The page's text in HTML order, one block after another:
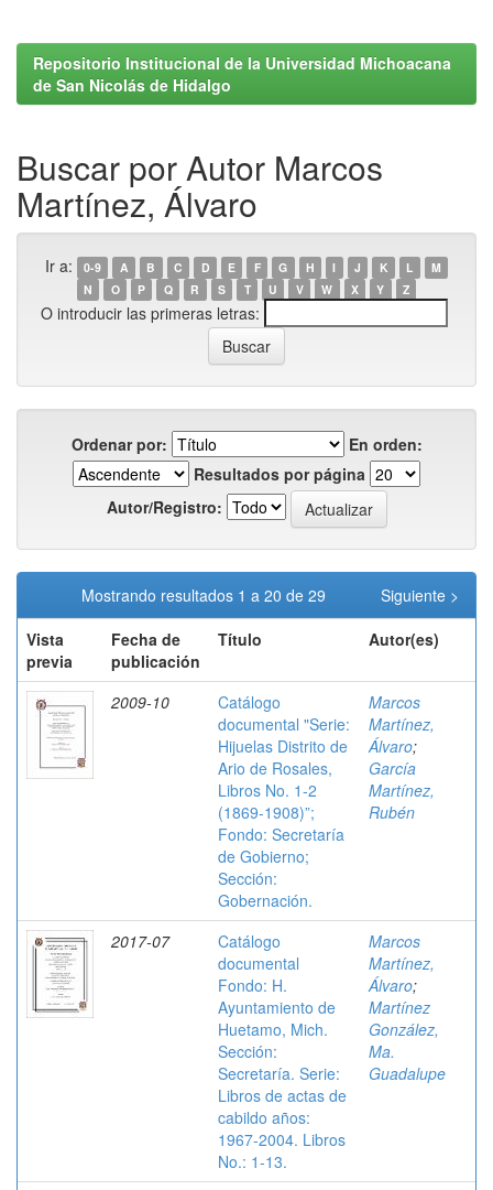
Repositorio Institucional de la Universidad Michoacana
de San Nicolás de Hidalgo
Buscar por Autor Marcos
Martínez, Álvaro
Ir a: 0-9 A B C D E F G H I J K L
M
N
O P Q R S T U V W X Y Z
O introducir las primeras letras:
Ordenar por:
En orden:
Resultados por página
Autor/Registro:
Mostrando resultados 1 a 20 de 29
Siguiente >
Vista
previa
Fecha de
publicación
Título Autor(es)
2009-10
Catálogo
documental "Serie:
Hijuelas Distrito de
Ario de Rosales,
Libros No. 1-2
(1869-1908)”;
Fondo: Secretaría
de Gobierno;
Sección:
Gobernación.
Marcos
Martínez,
Álvaro;
García
Martínez,
Rubén
2017-07
Catálogo
documental
Fondo: H.
Ayuntamiento de
Huetamo, Mich.
Sección:
Secretaría. Serie:
Libros de actas de
cabildo años:
1967-2004. Libros
No.: 1-13.
Marcos
Martínez,
Álvaro;
Martínez
González,
Ma.
Guadalupe